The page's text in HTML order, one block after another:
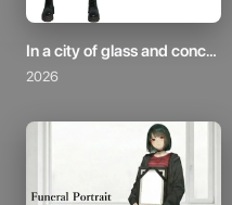
In a city of glass and concrete seams
2026